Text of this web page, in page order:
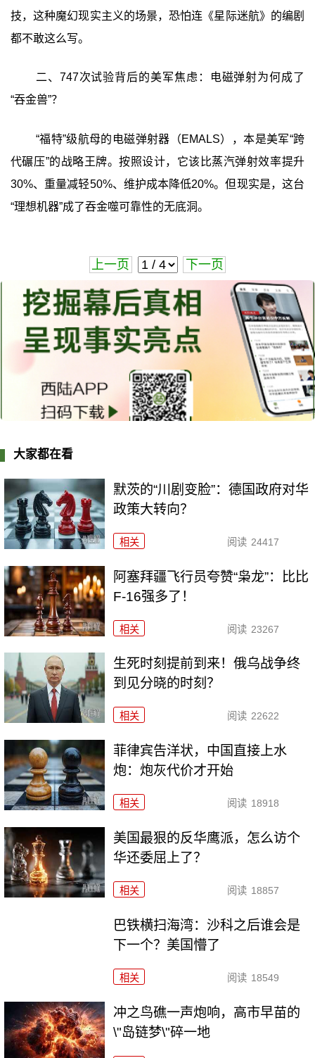
技，这种魔幻现实主义的场景，恐怕连《星际迷航》的编剧
都不敢这么写。
二、747次试验背后的美军焦虑：电磁弹射为何成了
“吞金兽”？
“福特”级航母的电磁弹射器（EMALS），本是美军“跨
代碾压”的战略王牌。按照设计，它该比蒸汽弹射效率提升
30%、重量减轻50%、维护成本降低20%。但现实是，这台
“理想机器”成了吞金噬可靠性的无底洞。
上一页 下一页
大家都在看
默茨的“川剧变脸”：德国政府对华
政策大转向？
相关 阅读 24417
阿塞拜疆飞行员夸赞“枭龙”：比比
F-16强多了！
相关 阅读 23267
生死时刻提前到来！俄乌战争终
到见分晓的时刻？
相关 阅读 22622
菲律宾告洋状，中国直接上水
炮：炮灰代价才开始
相关 阅读 18918
美国最狠的反华鹰派，怎么访个
华还委屈上了？
相关 阅读 18857
巴铁横扫海湾：沙科之后谁会是
下一个？美国懵了
相关 阅读 18549
冲之鸟礁一声炮响，高市早苗的
\"岛链梦\"碎一地